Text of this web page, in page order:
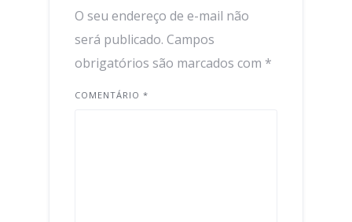
O seu endereço de e-mail não
será publicado. Campos
obrigatórios são marcados com *
COMENTÁRIO *